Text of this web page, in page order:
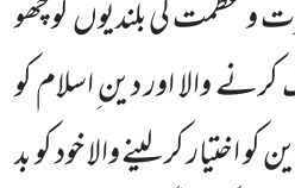
و عظمت کی بلندیوںکو چھو
کرنے والا اور دین ِاسلام کو
کر لینے والا خود کو بد